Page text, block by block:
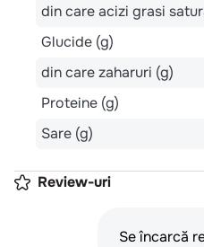
din care acizi grasi
Glucide (g)
din care zaharuri (g)
Proteine (g)
Sare (g)
Review-uri
Se încarcă